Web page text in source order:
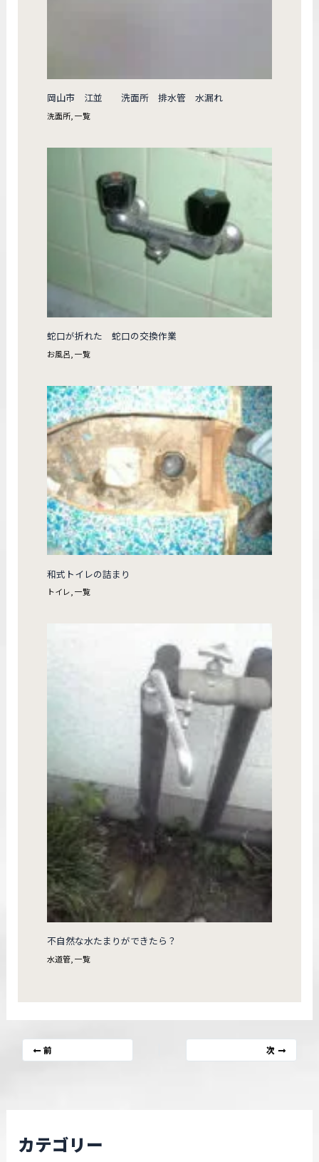
岡山市 江並 洗面所 排水管 水漏れ
洗面所 ,一覧
蛇口が折れた 蛇口の交換作業
お風呂 ,一覧
和式トイレの詰まり
トイレ,一覧
不自然な水たまりができたら？
水道管 ,一覧
前 次
カテゴリー